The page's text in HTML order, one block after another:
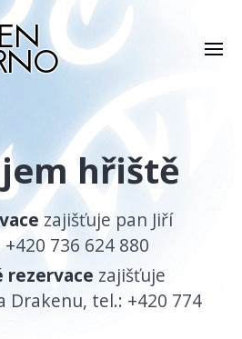
hřiště
zajišťuje pan Jiří
736 624 880
rezervace zajišťuje
Drakenu, tel.: +420 774